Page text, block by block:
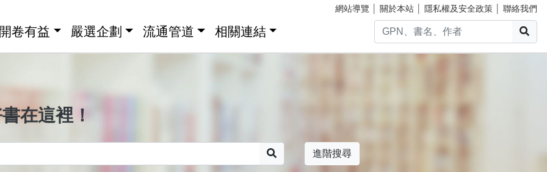
網站導覽 關於本站 隱私權及安全政策 聯絡我們
卷有益 嚴選企劃 流通管道 相關連結
在這裡！
進階搜尋